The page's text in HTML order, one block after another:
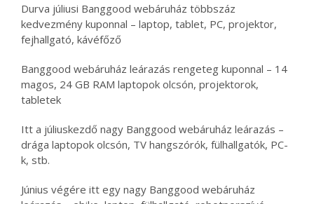
Durva júliusi Banggood webáruház többszáz
kedvezmény kuponnal – laptop, tablet, PC, projektor,
fejhallgató, kávéfőző
Banggood webáruház leárazás rengeteg kuponnal – 14
magos, 24 GB RAM laptopok olcsón, projektorok,
tabletek
Itt a júliuskezdő nagy Banggood webáruház leárazás –
drága laptopok olcsón, TV hangszórók, fülhallgatók, PC-
k, stb.
Június végére itt egy nagy Banggood webáruház